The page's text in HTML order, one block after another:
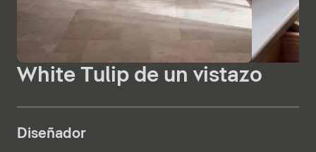
White Tulip de un vistazo
Diseñador